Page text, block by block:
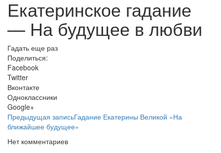
Екатеринское гадание
— На будущее в любви
Гадать еще раз
Поделиться:
Facebook
Twitter
Вконтакте
Одноклассники
Google+
Предыдущая записьГадание Екатерины Великой «На
ближайшее будущее»
Нет комментариев